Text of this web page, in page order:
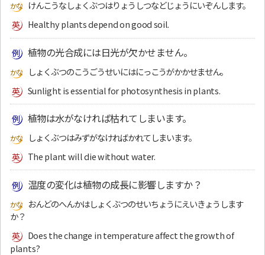
けんこうなしょくぶつはりょうしつなどじょうにいぞんします。
Healthy plants depend on good soil.
植物の光合成には日光が欠かせません。
しょくぶつのこうごうせいにはにっこうがかかせません。
Sunlight is essential for photosynthesis in plants.
植物は水がなければ枯れてしまいます。
しょくぶつはみずがなければかれてしまいます。
The plant will die without water.
温度の変化は植物の成長に影響しますか？
おんどのへんかはしょくぶつのせいちょうにえいきょうします
か？
Does the change in temperature affect the growth of
plants?